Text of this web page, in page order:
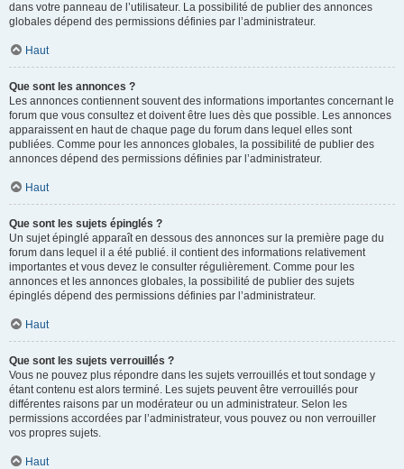
dans votre panneau de l’utilisateur. La possibilité de publier des annonces
globales dépend des permissions définies par l’administrateur.
Haut
Que sont les annonces ?
Les annonces contiennent souvent des informations importantes concernant le
forum que vous consultez et doivent être lues dès que possible. Les annonces
apparaissent en haut de chaque page du forum dans lequel elles sont
publiées. Comme pour les annonces globales, la possibilité de publier des
annonces dépend des permissions définies par l’administrateur.
Haut
Que sont les sujets épinglés ?
Un sujet épinglé apparaît en dessous des annonces sur la première page du
forum dans lequel il a été publié. il contient des informations relativement
importantes et vous devez le consulter régulièrement. Comme pour les
annonces et les annonces globales, la possibilité de publier des sujets
épinglés dépend des permissions définies par l’administrateur.
Haut
Que sont les sujets verrouillés ?
Vous ne pouvez plus répondre dans les sujets verrouillés et tout sondage y
étant contenu est alors terminé. Les sujets peuvent être verrouillés pour
différentes raisons par un modérateur ou un administrateur. Selon les
permissions accordées par l’administrateur, vous pouvez ou non verrouiller
vos propres sujets.
Haut